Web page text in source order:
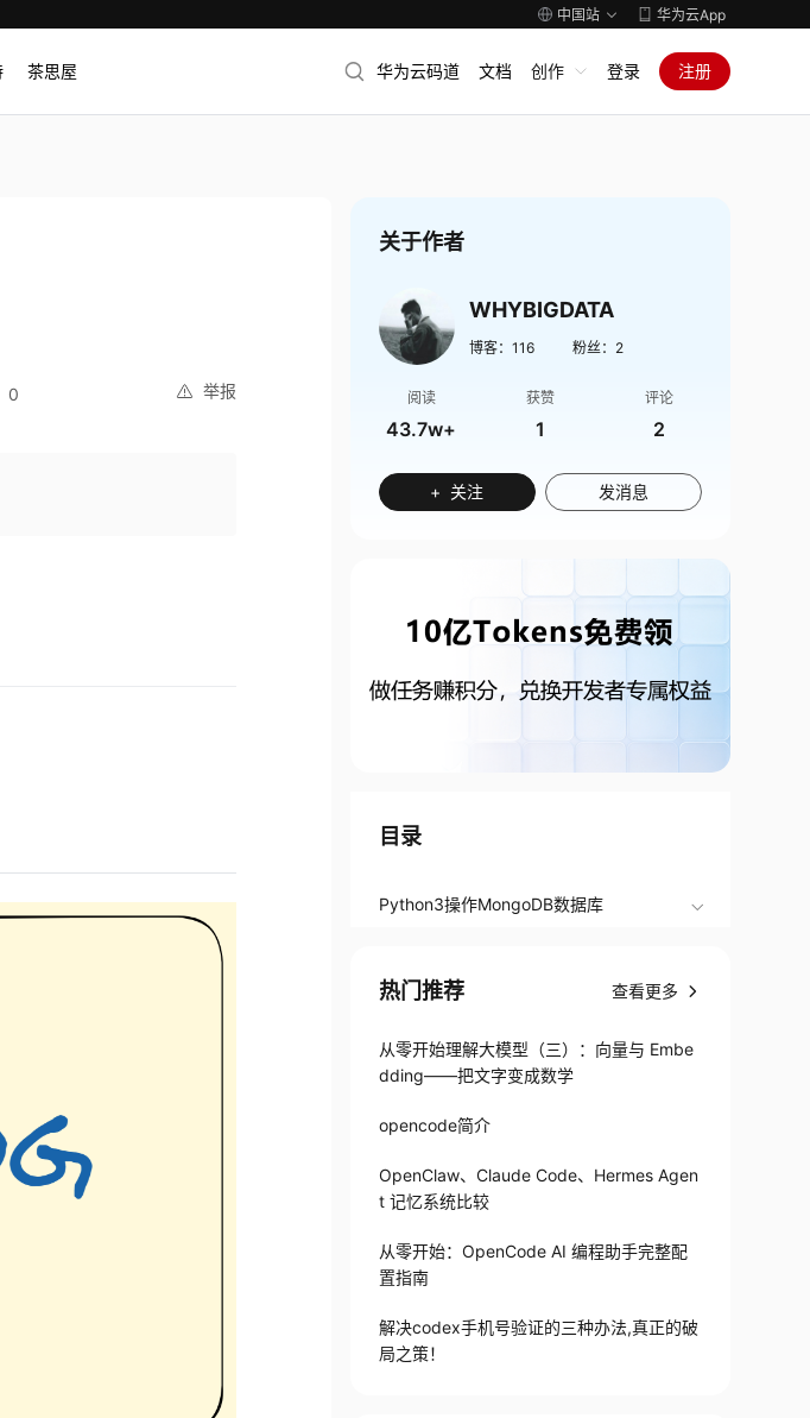
中国站 华为云App
茶思屋 华为云码道 文档 创作 登录 注册
举报
0
关于作者
WHYBIGDATA
博客： 116 粉丝： 2
阅读
43.7w+
获赞
1
评论
2
+ 关注 发消息
目录
Python3操作MongoDB数据库
热门推荐 查看更多
从零开始理解大模型（三）：向量与 Embe
dding——把文字变成数学
opencode简介
OpenClaw、Claude Code、Hermes Agen
t 记忆系统比较
从零开始：OpenCode AI 编程助手完整配
置指南
解决codex手机号验证的三种办法,真正的破
局之策！